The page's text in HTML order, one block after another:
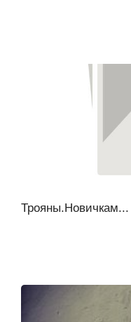
Трояны.Новичкам...